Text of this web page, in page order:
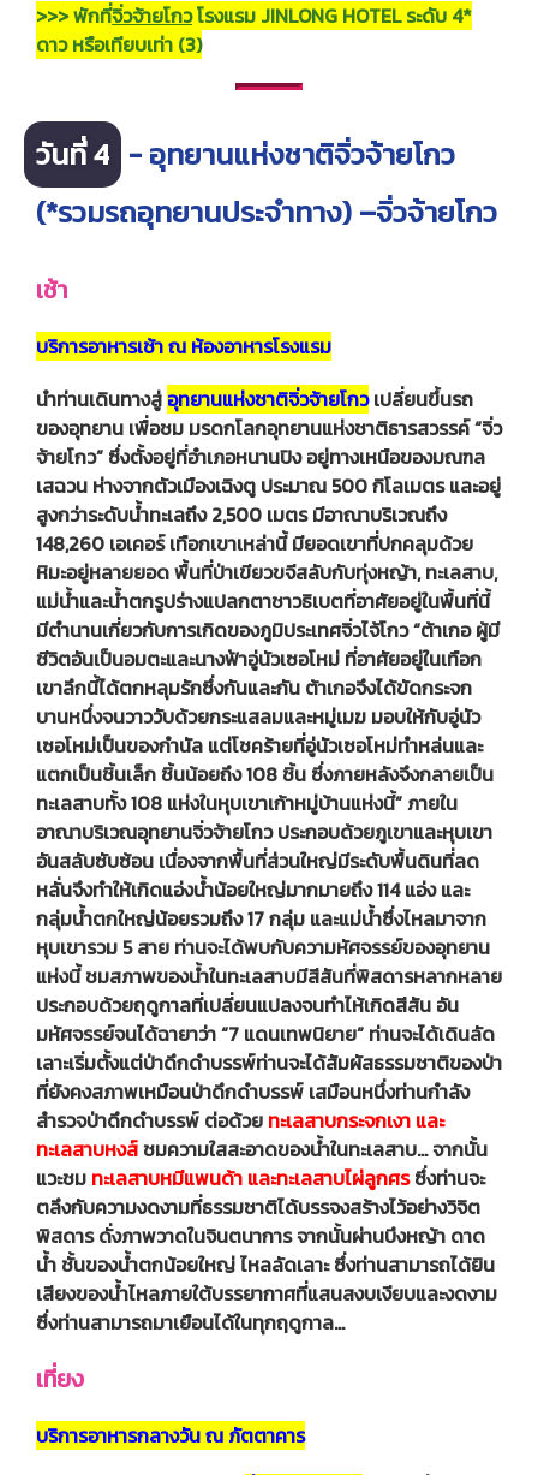
>>> พักที่จิ่วจ้ายโกวโรงแรม JINLONG HOTEL ระดับ 4*
ดาว หรือเทียบเท่า (3)
วันที่ 4 - อุทยานแห่งชาติจิ่วจ้ายโกว
(*รวมรถอุทยานประจำทาง) –จิ่วจ้ายโกว
เช้า
บริการอาหารเช้า ณ ห้องอาหารโรงแรม
นำท่านเดินทางสู่ อุทยานแห่งชาติจิ่วจ้ายโกวเปลี่ยนขึ้นรถ
ของอุทยาน เพื่อชม มรดกโลกอุทยานแห่งชาติธารสวรรค์ “จิ่ว
จ้ายโกว” ซึ่งตั้งอยู่ที่อำเภอหนานปิง อยู่ทางเหนือของมณฑล
เสฉวน ห่างจากตัวเมืองเฉิงตู ประมาณ 500 กิโลเมตร และอยู่
สูงกว่าระดับน้ำทะเลถึง 2,500 เมตร มีอาณาบริเวณถึง
148,260 เอเคอร์ เทือกเขาเหล่านี้ มียอดเขาที่ปกคลุมด้วย
หิมะอยู่หลายยอด พื้นที่ป่าเขียวขจีสลับกับทุ่งหญ้า, ทะเลสาบ,
แม่น้ำและน้ำตกรูปร่างแปลกตาชาวธิเบตที่อาศัยอยู่ในพื้นที่นี้
มีตำนานเกี่ยวกับการเกิดของภูมิประเทศจิ่วไจ้โกว “ต้าเกอ ผู้มี
ชีวิตอันเป็นอมตะและนางฟ้าอู่นัวเซอโหม่ ที่อาศัยอยู่ในเทือก
เขาลึกนี้ได้ตกหลุมรักซึ่งกันและกัน ต้าเกอจึงได้ขัดกระจก
บานหนึ่งจนวาววับด้วยกระแสลมและหมู่เมฆ มอบให้กับอู่นัว
เซอโหม่เป็นของกำนัล แต่โชคร้ายที่อู่นัวเซอโหม่ทำหล่นและ
แตกเป็นชิ้นเล็ก ชิ้นน้อยถึง 108 ชิ้น ซึ่งภายหลังจึงกลายเป็น
ทะเลสาบทั้ง 108 แห่งในหุบเขาเก้าหมู่บ้านแห่งนี้” ภายใน
อาณาบริเวณอุทยานจิ่วจ้ายโกว ประกอบด้วยภูเขาและหุบเขา
อันสลับซับซ้อน เนื่องจากพื้นที่ส่วนใหญ่มีระดับพื้นดินที่ลด
หลั่นจึงทำให้เกิดแอ่งน้ำน้อยใหญ่มากมายถึง 114 แอ่ง และ
กลุ่มน้ำตกใหญ่น้อยรวมถึง 17 กลุ่ม และแม่น้ำซึ่งไหลมาจาก
หุบเขารวม 5 สาย ท่านจะได้พบกับความหัศจรรย์ของอุทยาน
แห่งนี้ ชมสภาพของน้ำในทะเลสาบมีสีสันที่พิสดารหลากหลาย
ประกอบด้วยฤดูกาลที่เปลี่ยนแปลงจนทำไห้เกิดสีสัน อัน
มหัศจรรย์จนได้ฉายาว่า “7 แดนเทพนิยาย” ท่านจะได้เดินลัด
เลาะเริ่มตั้งแต่ป่าดึกดำบรรพ์ท่านจะได้สัมผัสธรรมชาติของป่า
ที่ยังคงสภาพเหมือนป่าดึกดำบรรพ์ เสมือนหนึ่งท่านกำลัง
สำรวจป่าดึกดำบรรพ์ ต่อด้วย ทะเลสาบกระจกเงา และ
ทะเลสาบหงส์ชมความใสสะอาดของน้ำในทะเลสาบ… จากนั้น
แวะชม ทะเลสาบหมีแพนด้า และทะเลสาบไผ่ลูกศรซึ่งท่านจะ
ตลึงกับความงดงามที่ธรรมชาติได้บรรจงสร้างไว้อย่างวิจิต
พิสดาร ดั่งภาพวาดในจินตนาการ จากนั้นผ่านบึงหญ้า ดาด
น้ำ ชั้นของน้ำตกน้อยใหญ่ ไหลลัดเลาะ ซึ่งท่านสามารถได้ยิน
เสียงของน้ำไหลภายใต้บรรยากาศที่แสนสงบเงียบและงดงาม
ซึ่งท่านสามารถมาเยือนได้ในทุกฤดูกาล...
เที่ยง
บริการอาหารกลางวัน ณ ภัตตาคาร